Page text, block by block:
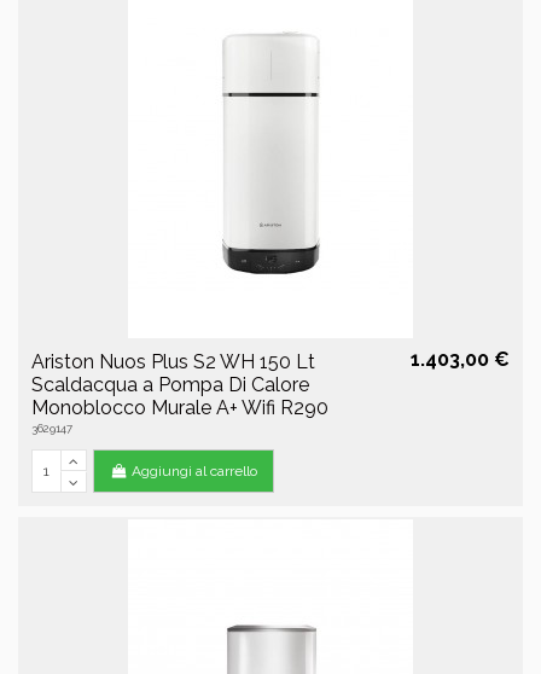
Ariston Nuos Plus S2 WH 150 Lt
Scaldacqua a Pompa Di Calore
Monoblocco Murale A+ Wifi R290
3629147
1.403,00 €
Aggiungi al carrello